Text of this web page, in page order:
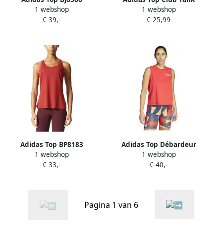
1 webshop
€ 39,-
1 webshop
€ 25,99
Adidas Top BP8183
1 webshop
€ 33,-
Adidas Top Débardeur
Terrex Multi Climacool
contrôle des odeurs
1 webshop
€ 40,-
Pagina 1 van 6